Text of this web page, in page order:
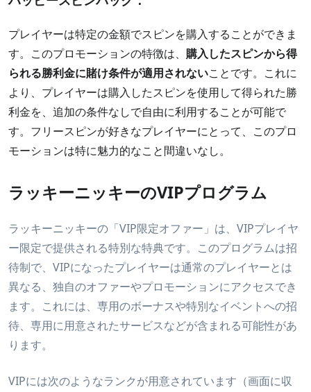
プレイヤーは特定の金額でスピンを購入することができま
す。このプロモーションの特徴は、 購入したスピンから得
られる勝利金に賭け条件が適用されないことです。これに
より、プレイヤーは購入したスピンを使用して得られた勝
利金を、追加の条件なしで自由に利用することが可能で
す。フリースピンが好きなプレイヤーにとって、このプロ
モーションは特に魅力的なこと間違いなし。
ラッキーニッキーのVIPプログラム
ラッキーニッキーの「VIP限定オファー」は、VIPプレイヤ
ー限定で提供される特別な特典です。このプログラムは招
待制で、VIPになったプレイヤーは通常のプレイヤーとは
異なる、独自のオファーやプロモーションにアクセスでき
ます。これには、専用のボーナスや特別なイベントへの招
待、専用に用意されたサービスなどが含まれる可能性があ
ります。
VIPには次のようなランクが用意されています（画面に収